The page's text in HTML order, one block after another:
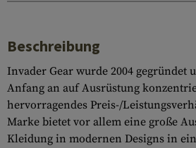
Beschreibung
Invader Gear wurde 2004 gegründet
Anfang an auf Ausrüstung
hervorragendes Preis-/
Marke bietet vor allem eine große
Kleidung in modernen Designs in